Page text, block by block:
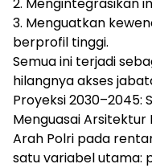
3. Menguatkan
berprofil tinggi.
Semua ini terjadi
hilangnya akses
Proyeksi 2030–2045:
Menguasai Arsitektur
Arah Polri pada
satu variabel utama: